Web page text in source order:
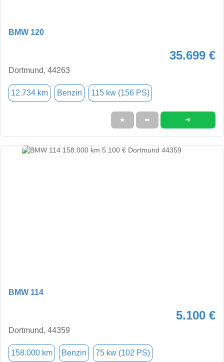
BMW 120
35.699 €
Dortmund, 44263
12.734 km Benzin 115 kw (156 PS)
★ ➦ ➜
BMW 114
5.100 €
Dortmund, 44359
158.000 km Benzin 75 kw (102 PS)